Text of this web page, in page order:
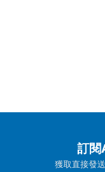
訂
獲取直接發